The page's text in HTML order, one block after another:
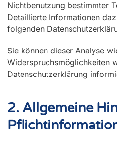
Nichtbenutzung bestimmter
Detaillierte Informationen
folgenden
Sie können dieser Analyse
Widerspruchsmöglichkeiten
Datenschutzerklärung
2. Allgemeine